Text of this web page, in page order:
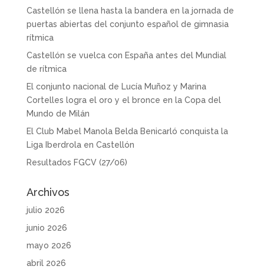
Castellón se llena hasta la bandera en la jornada de
puertas abiertas del conjunto español de gimnasia
rítmica
Castellón se vuelca con España antes del Mundial
de rítmica
El conjunto nacional de Lucía Muñoz y Marina
Cortelles logra el oro y el bronce en la Copa del
Mundo de Milán
El Club Mabel Manola Belda Benicarló conquista la
Liga Iberdrola en Castellón
Resultados FGCV (27/06)
Archivos
julio 2026
junio 2026
mayo 2026
abril 2026